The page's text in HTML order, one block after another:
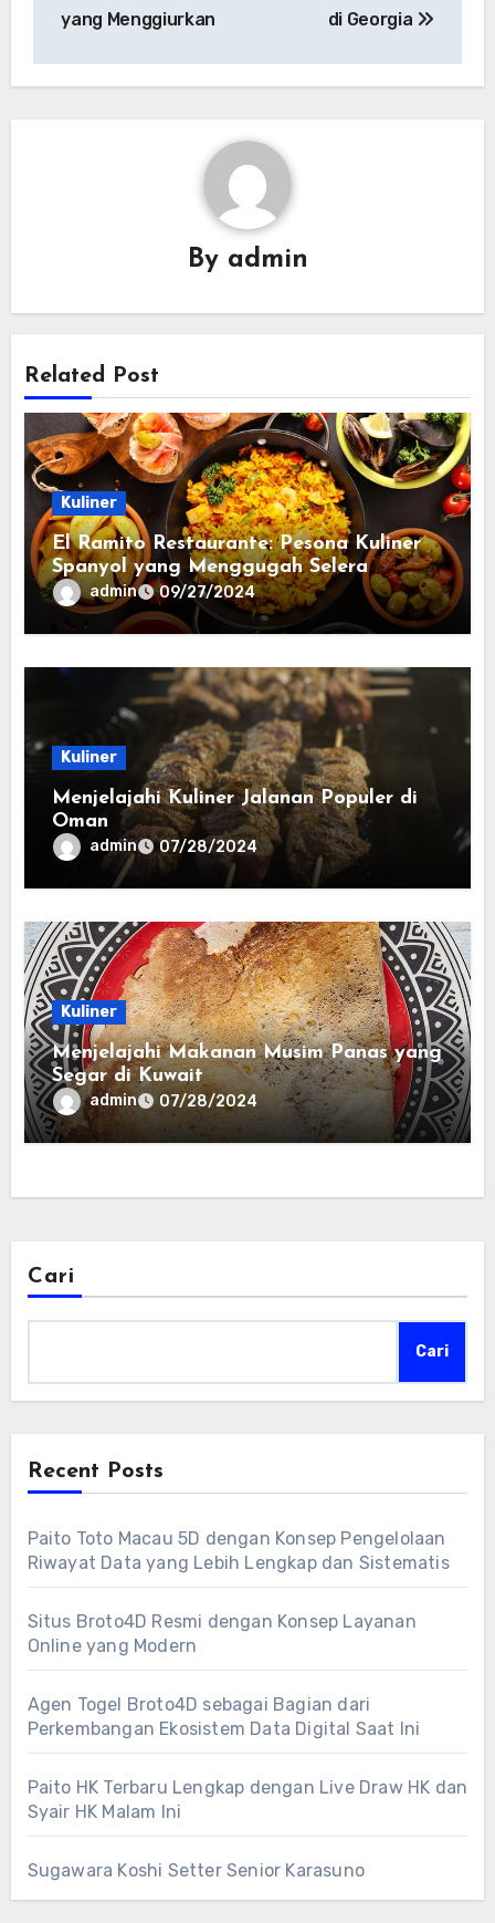
yang Menggiurkan
di Georgia
By admin
Related Post
Kuliner
El Ramito Restaurante: Pesona Kuliner
Spanyol yang Menggugah Selera
admin 09/27/2024
Kuliner
Menjelajahi Kuliner Jalanan Populer di
Oman
admin 07/28/2024
Kuliner
Menjelajahi Makanan Musim Panas yang
Segar di Kuwait
admin 07/28/2024
Cari
Cari
Recent Posts
Paito Toto Macau 5D dengan Konsep Pengelolaan
Riwayat Data yang Lebih Lengkap dan Sistematis
Situs Broto4D Resmi dengan Konsep Layanan
Online yang Modern
Agen Togel Broto4D sebagai Bagian dari
Perkembangan Ekosistem Data Digital Saat Ini
Paito HK Terbaru Lengkap dengan Live Draw HK dan
Syair HK Malam Ini
Sugawara Koshi Setter Senior Karasuno